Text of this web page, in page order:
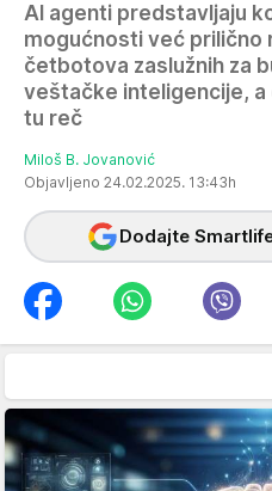
AI agenti predstavljaju
mogućnosti već prilično
četbotova zaslužnih za
veštačke inteligencije, a
tu reč
Miloš B. Jovanović
Objavljeno 24.02.2025. 13:43h
Dodajte